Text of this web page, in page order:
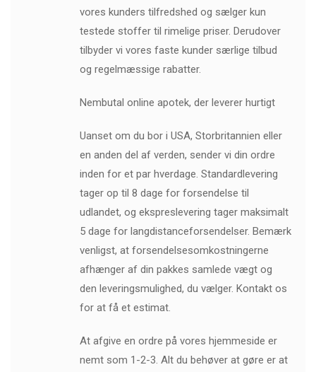
vores kunders tilfredshed og sælger kun
testede stoffer til rimelige priser. Derudover
tilbyder vi vores faste kunder særlige tilbud
og regelmæssige rabatter.
Nembutal online apotek, der leverer hurtigt
Uanset om du bor i USA, Storbritannien eller
en anden del af verden, sender vi din ordre
inden for et par hverdage. Standardlevering
tager op til 8 dage for forsendelse til
udlandet, og ekspreslevering tager maksimalt
5 dage for langdistanceforsendelser. Bemærk
venligst, at forsendelsesomkostningerne
afhænger af din pakkes samlede vægt og
den leveringsmulighed, du vælger. Kontakt os
for at få et estimat.
At afgive en ordre på vores hjemmeside er
nemt som 1-2-3. Alt du behøver at gøre er at